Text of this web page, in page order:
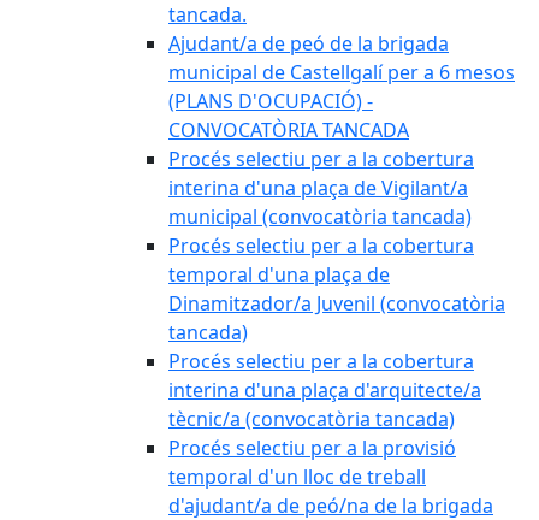
tancada.
Ajudant/a de peó de la brigada
municipal de Castellgalí per a 6 mesos
(PLANS D'OCUPACIÓ) -
CONVOCATÒRIA TANCADA
Procés selectiu per a la cobertura
interina d'una plaça de Vigilant/a
municipal (convocatòria tancada)
Procés selectiu per a la cobertura
temporal d'una plaça de
Dinamitzador/a Juvenil (convocatòria
tancada)
Procés selectiu per a la cobertura
interina d'una plaça d'arquitecte/a
tècnic/a (convocatòria tancada)
Procés selectiu per a la provisió
temporal d'un lloc de treball
d'ajudant/a de peó/na de la brigada